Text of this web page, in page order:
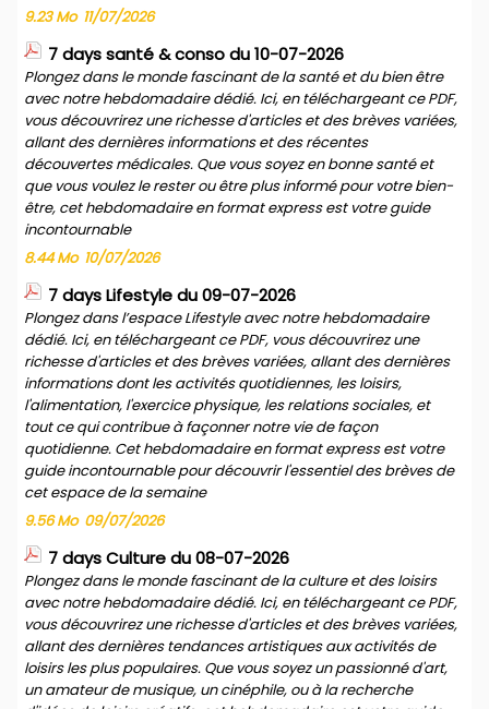
9.23 Mo 11/07/2026
7 days santé & conso du 10-07-2026
Plongez dans le monde fascinant de la santé et du bien être
avec notre hebdomadaire dédié. Ici, en téléchargeant ce PDF,
vous découvrirez une richesse d'articles et des brèves variées,
allant des dernières informations et des récentes
découvertes médicales. Que vous soyez en bonne santé et
que vous voulez le rester ou être plus informé pour votre bien-
être, cet hebdomadaire en format express est votre guide
incontournable
8.44 Mo 10/07/2026
7 days Lifestyle du 09-07-2026
Plongez dans l’espace Lifestyle avec notre hebdomadaire
dédié. Ici, en téléchargeant ce PDF, vous découvrirez une
richesse d'articles et des brèves variées, allant des dernières
informations dont les activités quotidiennes, les loisirs,
l'alimentation, l'exercice physique, les relations sociales, et
tout ce qui contribue à façonner notre vie de façon
quotidienne. Cet hebdomadaire en format express est votre
guide incontournable pour découvrir l'essentiel des brèves de
cet espace de la semaine
9.56 Mo 09/07/2026
7 days Culture du 08-07-2026
Plongez dans le monde fascinant de la culture et des loisirs
avec notre hebdomadaire dédié. Ici, en téléchargeant ce PDF,
vous découvrirez une richesse d'articles et des brèves variées,
allant des dernières tendances artistiques aux activités de
loisirs les plus populaires. Que vous soyez un passionné d'art,
un amateur de musique, un cinéphile, ou à la recherche